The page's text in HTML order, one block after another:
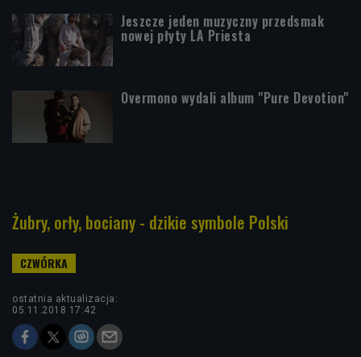
Jeszcze jeden muzyczny przedsmak
nowej płyty LA Priesta
Overmono wydali album "Pure Devotion"
Żubry, orły, bociany - dzikie symbole Polski
ostatnia aktualizacja:
05.11.2018 17:42